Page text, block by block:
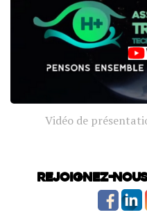
Vidéo de
Rejoignez-